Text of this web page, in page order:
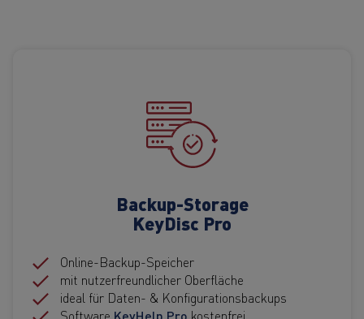
Backup-Storage
KeyDisc Pro
Online-Backup-Speicher
mit nutzerfreundlicher Oberfläche
ideal für Daten- & Konfigurations­backups
Software
kostenfrei